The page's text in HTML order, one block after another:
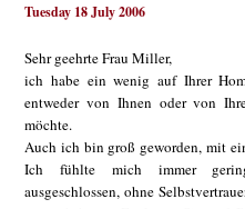
Tuesday 18 July 2006
Sehr geehrte Frau Miller,
ich habe ein wenig auf Ihrer
entweder von Ihnen oder von
möchte.
Auch ich bin groß geworden, mit
Ich fühlte mich immer
ausgeschlossen, ohne